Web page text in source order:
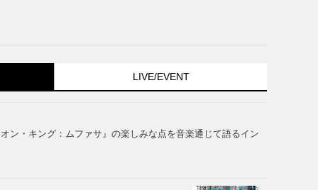
LIVE/EVENT
ン・キング：ムファサ』の楽しみな点を音楽通じて語るイン